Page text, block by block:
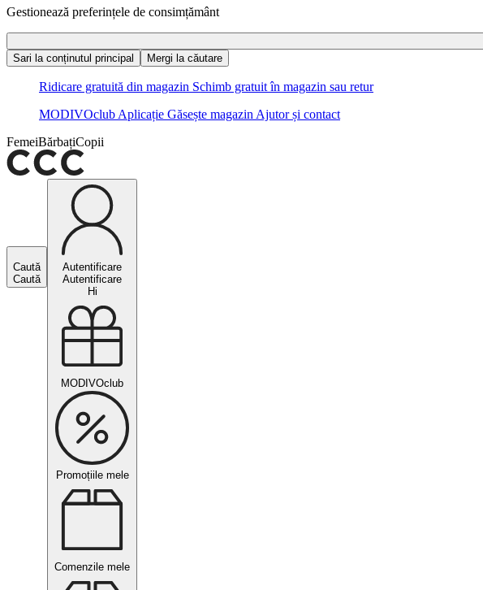
Gestionează preferințele de consimțământ
Sari la conținutul principal
Mergi la căutare
Ridicare gratuită din magazin Schimb gratuit în magazin sau retur
MODIVOclub Aplicație Găsește magazin Ajutor și contact
FemeiBărbațiCopii
Caută
Caută
Autentificare
Autentificare
Hi
MODIVOclub
Promoțiile mele
Comenzile mele